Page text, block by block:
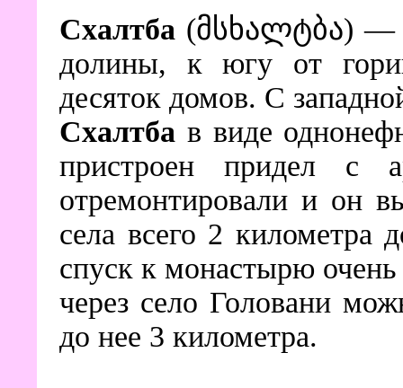
Схалтба (მსხალტბა) —
долины, к югу от
десяток домов. С
Схалтба в виде
пристроен придел с
отремонтировали и он
села всего 2
спуск к монастырю
через село Головани
до нее 3 километра.